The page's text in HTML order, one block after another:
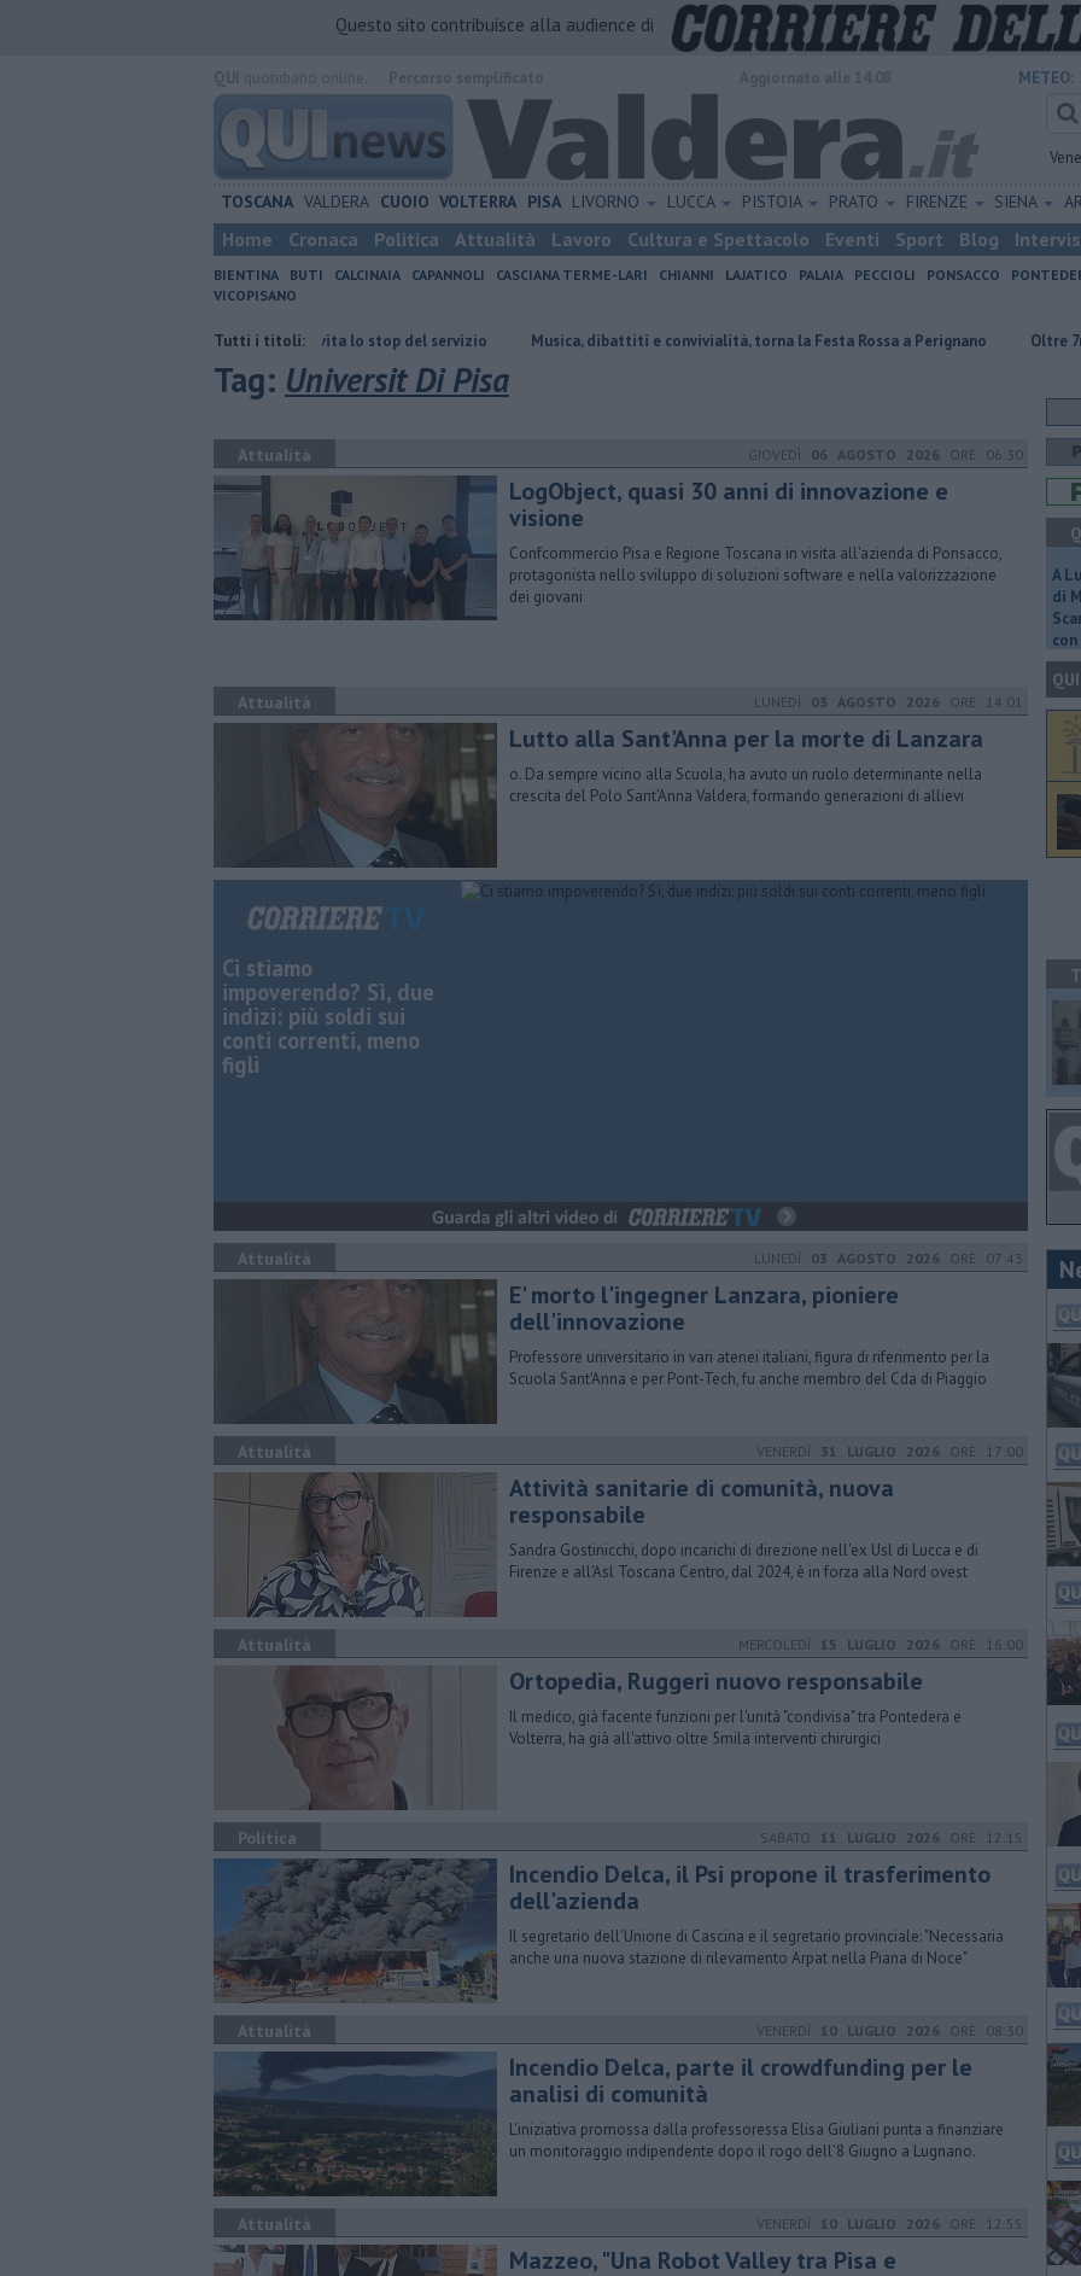
Questo sito contribuisce alla audience di
METEO:
TOSCANA VALDERA CUOIO VOLTERRA PISA LIVORNO LUCCA PISTOIA PRATO FIRENZE SIENA
Home Cronaca Politica Attualità Lavoro Cultura e Spettacolo Eventi Sport Blog
BIENTINA BUTI CALCINAIA CAPANNOLI CASCIANA TERME-LARI CHIANNI LAJATICO PALAIA PECCIOLI PONSACCO
VICOPISANO
Tutti i titoli:
Bus, la Provincia evita lo stop del servizio Musica, dibattiti e convivialità, torna la Festa Rossa a Perignano Oltre 7mila euro a
Tag: Universit Di Pisa
Attualità GIOVEDÌ 06 AGOSTO 2026 ORE 06:30
LogObject, quasi 30 anni di innovazione e
visione
Confcommercio Pisa e Regione Toscana in visita all'azienda di Ponsacco,
protagonista nello sviluppo di soluzioni software e nella valorizzazione
dei giovani
Attualità LUNEDÌ 03 AGOSTO 2026 ORE 14:01
Lutto alla Sant'Anna per la morte di Lanzara
o. Da sempre vicino alla Scuola, ha avuto un ruolo determinante nella
crescita del Polo Sant’Anna Valdera, formando generazioni di allievi
Ci stiamo
impoverendo? Sì, due
indizi: più soldi sui
conti correnti, meno
figli
Attualità LUNEDÌ 03 AGOSTO 2026 ORE 07:43
E' morto l'ingegner Lanzara, pioniere
dell'innovazione
Professore universitario in vari atenei italiani, figura di riferimento per la
Scuola Sant'Anna e per Pont-Tech, fu anche membro del Cda di Piaggio
Attualità VENERDÌ 31 LUGLIO 2026 ORE 17:00
Attività sanitarie di comunità, nuova
responsabile
Sandra Gostinicchi, dopo incarichi di direzione nell'ex Usl di Lucca e di
Firenze e all'Asl Toscana Centro, dal 2024, è in forza alla Nord ovest
Attualità MERCOLEDÌ 15 LUGLIO 2026 ORE 16:00
Ortopedia, Ruggeri nuovo responsabile
Il medico, già facente funzioni per l'unità "condivisa" tra Pontedera e
Volterra, ha già all'attivo oltre 5mila interventi chirurgici
Politica SABATO 11 LUGLIO 2026 ORE 12:15
Incendio Delca, il Psi propone il trasferimento
dell'azienda
Il segretario dell'Unione di Cascina e il segretario provinciale: "Necessaria
anche una nuova stazione di rilevamento Arpat nella Piana di Noce"
Attualità VENERDÌ 10 LUGLIO 2026 ORE 08:30
Incendio Delca, parte il crowdfunding per le
analisi di comunità
L'iniziativa promossa dalla professoressa Elisa Giuliani punta a finanziare
un monitoraggio indipendente dopo il rogo dell'8 Giugno a Lugnano.
Attualità VENERDÌ 10 LUGLIO 2026 ORE 12:55
Mazzeo, "Una Robot Valley tra Pisa e
A
di
QUI